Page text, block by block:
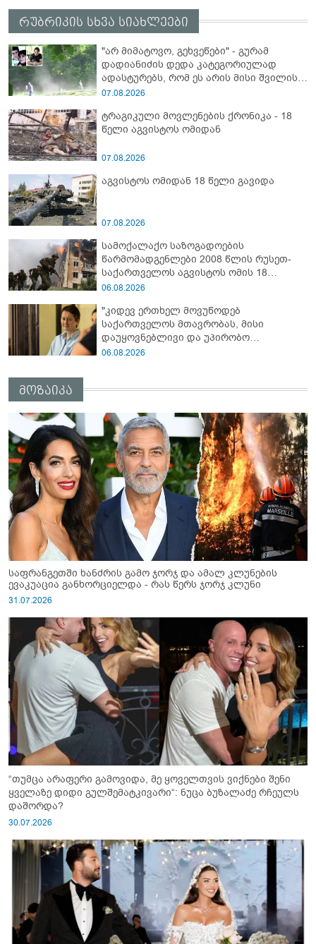
რუბრიკის სხვა სიახლეები
"არ მიმატოვო, გეხვეწები" - გუ­რა­მ
დადიანიძის დედა კა­ტე­გო­რი­უ­ლად
ადას­ტუ­რებს, რომ ეს არის მისი შვი­ლის
ხმა
07.08.2026
ტრაგიკული მოვლენების ქრონიკა - 18
წელი აგვისტოს ომიდან
07.08.2026
აგვისტოს ომიდან 18 წელი გავიდა
07.08.2026
სამოქალაქო საზოგადოების
წარმომადგენლები 2008 წლის რუსეთ-
საქართველოს აგვისტოს ომის 18
წლისთავთან დაკავშირებით ერთობლივ
06.08.2026
"კიდევ ერთხელ მოვუწოდებ
საქართველოს მთავრობას, მისი
დაუყოვნებლივი და უპირობო
გათავისუფლებისკენ" - რას წერს ეუთო-ს
06.08.2026
მოზაიკა
საფრანგეთში ხანძრის გამო ჯორჯ და ამალ კლუნების
ევაკუაცია განხორციელდა - რას წერს ჯორჯ კლუნი
31.07.2026
“თუმცა არაფერი გამოვიდა, მე ყოველთვის ვიქნები შენი
ყველაზე დიდი გულშემატკივარი“: ნუცა ბუზალაძე რჩეულს
დაშორდა?
30.07.2026